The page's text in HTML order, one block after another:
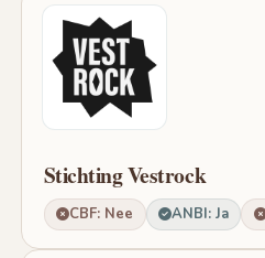
Stichting Vestrock
CBF: Nee ANBI: Ja